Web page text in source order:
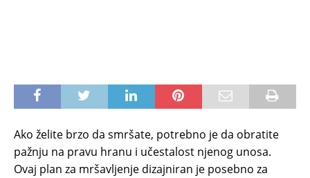
Ako želite brzo da smršate, potrebno je da obratite
pažnju na pravu hranu i učestalost njenog unosa.
Ovaj plan za mršavljenje dizajniran je posebno za